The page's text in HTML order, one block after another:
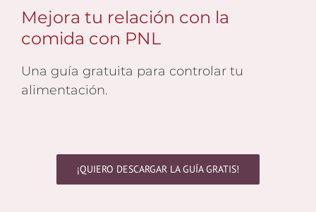
Mejora tu relación con la
comida con PNL
Una guía gratuita para controlar tu
alimentación.
¡QUIERO DESCARGAR LA GUÍA GRATIS!